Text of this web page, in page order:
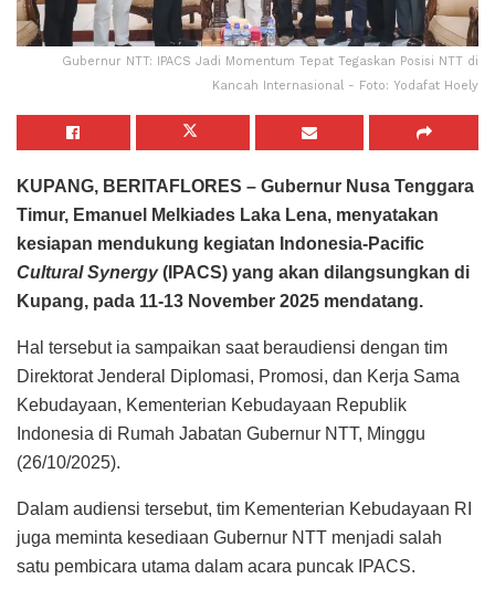
Gubernur NTT: IPACS Jadi Momentum Tepat Tegaskan Posisi NTT di
Kancah Internasional - Foto: Yodafat Hoely
KUPANG, BERITAFLORES – Gubernur Nusa Tenggara
Timur, Emanuel Melkiades Laka Lena, menyatakan
kesiapan mendukung kegiatan Indonesia-Pacific
Cultural Synergy(IPACS) yang akan dilangsungkan di
Kupang, pada 11-13 November 2025 mendatang.
Hal tersebut ia sampaikan saat beraudiensi dengan tim
Direktorat Jenderal Diplomasi, Promosi, dan Kerja Sama
Kebudayaan, Kementerian Kebudayaan Republik
Indonesia di Rumah Jabatan Gubernur NTT, Minggu
(26/10/2025).
Dalam audiensi tersebut, tim Kementerian Kebudayaan RI
juga meminta kesediaan Gubernur NTT menjadi salah
satu pembicara utama dalam acara puncak IPACS.